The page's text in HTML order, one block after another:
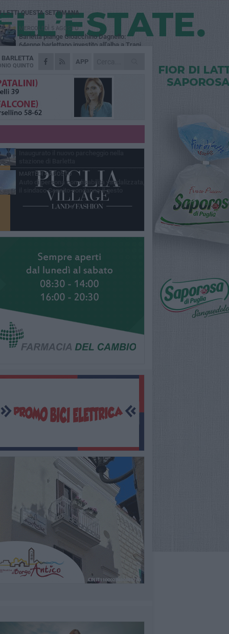
APP
BARLETTA
QUINTO
LETTI QUESTA SETTIMANA
MERCOLEDÌ 5 AGOSTO
Barletta piange Gioacchino Dagnello:
64enne barlettano investito all'alba a Trani
GIOVEDÌ 6 AGOSTO
Il ricordo di "Cecco", il benzinaio col
dalla pensione»
MERCOLEDÌ 5 AGOSTO
Jova Summer Party, giovedì mattina
sopralluogo nell'area dell'evento
DOMENICA 2 AGOSTO
Beni confiscati alla mafia. Nasce il servizio
VENERDÌ 31 LUGLIO
MARTEDÌ 4 AGOSTO
Auto di persona con disabilità vandalizzata,
il sindaco Cannito condanna il gesto